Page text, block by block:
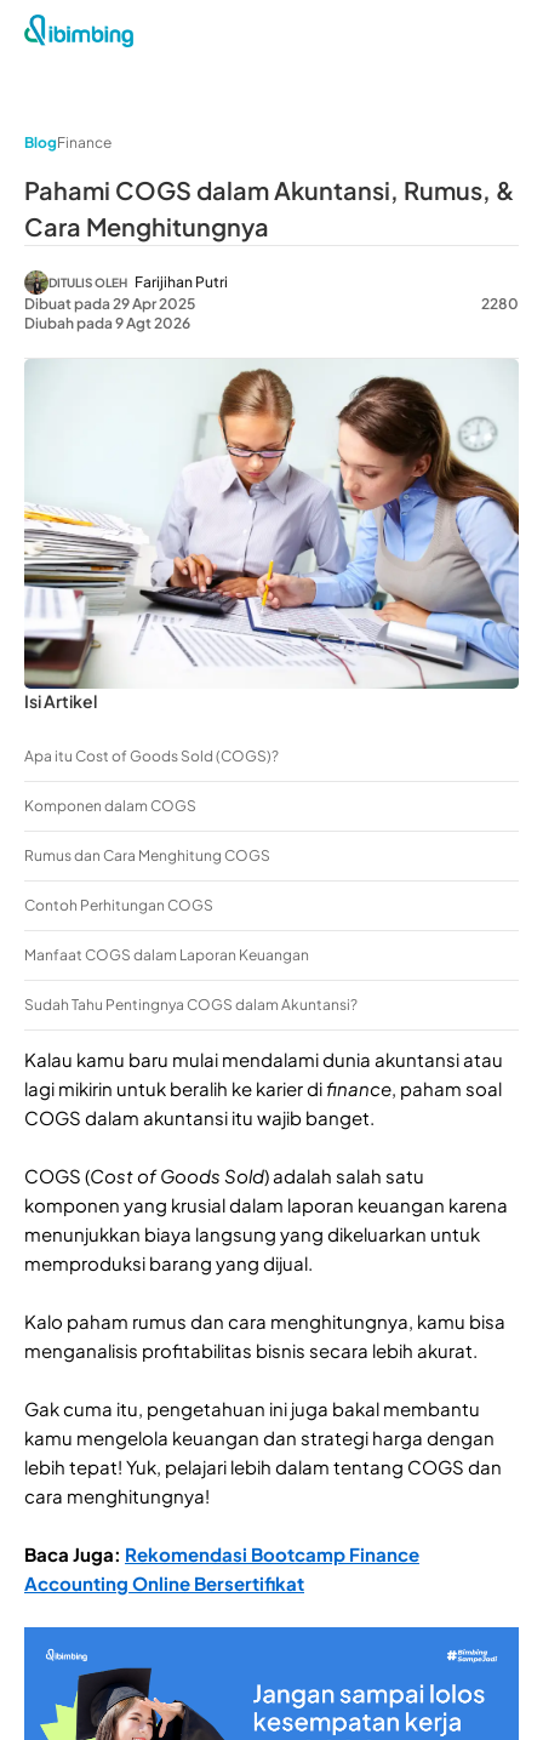
BlogFinance
Pahami COGS dalam Akuntansi, Rumus, &
Cara Menghitungnya
DITULIS OLEH Farijihan Putri
Dibuat pada 29 Apr 2025
Diubah pada 9 Agt 2026
2280
Isi Artikel
Apa itu Cost of Goods Sold (COGS)?
Komponen dalam COGS
Rumus dan Cara Menghitung COGS
Contoh Perhitungan COGS
Manfaat COGS dalam Laporan Keuangan
Sudah Tahu Pentingnya COGS dalam Akuntansi?
Kalau kamu baru mulai mendalami dunia akuntansi atau
lagi mikirin untuk beralih ke karier difinance, paham soal
COGS dalam akuntansi itu wajib banget.
COGS (Cost of Goods Sold) adalah salah satu
komponen yang krusial dalam laporan keuangan karena
menunjukkan biaya langsung yang dikeluarkan untuk
memproduksi barang yang dijual.
Kalo paham rumus dan cara menghitungnya, kamu bisa
menganalisis profitabilitas bisnis secara lebih akurat.
Gak cuma itu, pengetahuan ini juga bakal membantu
kamu mengelola keuangan dan strategi harga dengan
lebih tepat! Yuk, pelajari lebih dalam tentang COGS dan
cara menghitungnya!
Baca Juga: Rekomendasi Bootcamp Finance
Accounting Online Bersertifikat